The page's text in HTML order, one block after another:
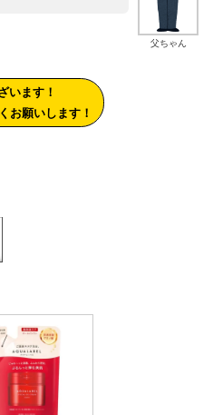
父ちゃん
います！
お願いします！